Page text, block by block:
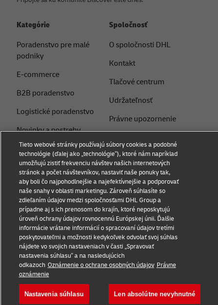
Kategórie
Poradenstvo pre malé
podniky
E-commerce
B2B poradenstvo
Logistické poradenstvo
Novinky a postrehy
Preprava s DHL
Service Point
Poslať zásielku
Spoločnosť
O spoločnosti DHL
Kontakt
Tlačové centrum
Udržateľnosť
Právne upozornenie
Súkromie
Dokumenty
Nastavenia súborov
cookie
Sledujte nás
Tieto webové stránky používajú súbory cookies a podobné
technológie (ďalej ako „technológie“), ktoré nám napríklad
umožňujú zistiť frekvenciu návštev našich internetových
stránok a počet návštevníkov, nastaviť naše ponuky tak,
aby boli čo najpohodlnejšie a najefektívnejšie a podporovať
naše snahy v oblasti marketingu. Zároveň súhlasíte so
zdieľaním údajov medzi spoločnosťami DHL Group a
prípadne aj s ich prenosom do krajín, ktoré neposkytujú
úroveň ochrany údajov rovnocennú Európskej únii. Ďalšie
informácie vrátane informácií o spracovaní údajov tretími
poskytovateľmi a možnosti kedykoľvek odvolať svoj súhlas
nájdete vo svojich nastaveniach v časti „Spravovať
nastavenia súhlasu“ a na nasledujúcich
odkazoch Oznámenie o ochrane osobných údajov Právne
oznámenie
Nastavenia súhlasu Len absolútne nevyhnutné